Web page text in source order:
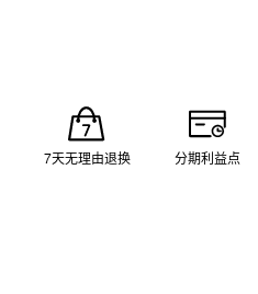
7天无理由退换 分期利益点